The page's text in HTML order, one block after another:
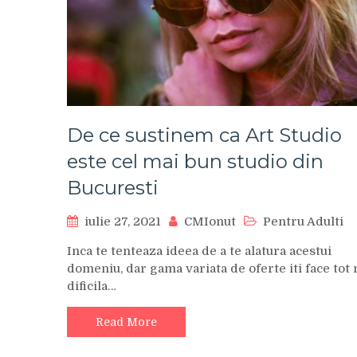
De ce sustinem ca Art Studio
este cel mai bun studio din
Bucuresti
iulie 27, 2021 CMIonut Pentru Adulti
Inca te tenteaza ideea de a te alatura acestui
domeniu, dar gama variata de oferte iti face tot
dificila…
Read More